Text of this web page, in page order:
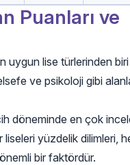
Puanları ve
uygun lise türlerinden
ve psikoloji gibi
döneminde en çok
yüzdelik dilimleri,
bir faktördür.